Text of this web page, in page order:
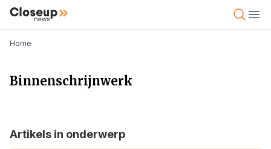
Overslaan
gaan
Close Up News
Open
Kruimelpad
Home
Binnenschrijnwerk
Artikels in onderwerp